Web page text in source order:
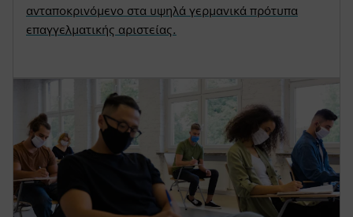
ανταποκρινόμενο στα υψηλά γερμανικά πρότυπα
επαγγελματικής αριστείας.